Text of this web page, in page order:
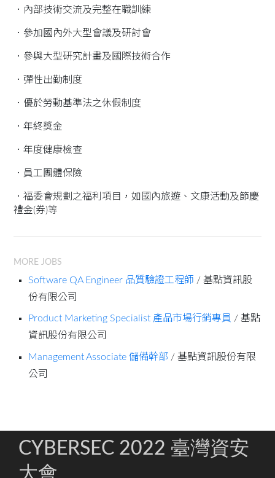
．內部技術交流及完整在職訓練
．參加國內外大型會議及研討會
．參與大型研究計畫及國際技術合作
．彈性出勤制度
．優於勞動基準法之休假制度
．年終獎金
．年度健康檢查
．員工團體保險
．福委會規劃之福利項目，如國內旅遊、文康活動及節慶
禮金(券)等
MORE JOBS
Software QA Engineer 品質驗證工程師 / 基點資訊股
份有限公司
Product Marketing Specialist 產品市場行銷專員 / 基點
資訊股份有限公司
Management Associate 儲備幹部 / 基點資訊股份有限
公司
CYBERSEC 2022 臺灣資安
大會